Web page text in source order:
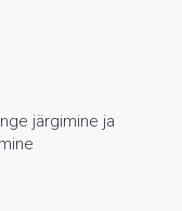
järgimine ja